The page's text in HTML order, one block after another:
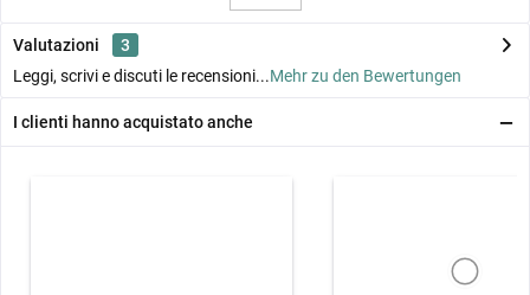
Valutazioni
3
Leggi, scrivi e discuti le recensioni...Mehr zu den Bewertungen
I clienti hanno acquistato anche